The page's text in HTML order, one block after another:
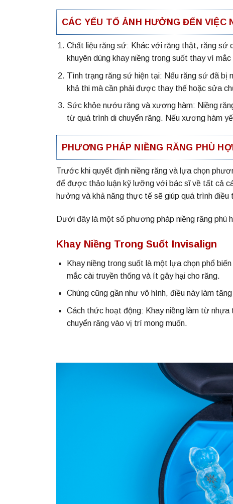
CÁC YẾU TỐ ẢNH HƯỞNG ĐẾN VIỆC
Chất liệu răng sứ: Khác với răng thật, răng sứ
khuyên dùng khay niềng trong suốt thay vì
Tình trạng răng sứ hiện tại: Nếu răng sứ đã bị
khả thi mà cần phải được thay thế hoặc sửa
Sức khỏe nướu răng và xương hàm: Niềng
từ quá trình di chuyển răng. Nếu xương hàm
PHƯƠNG PHÁP NIỀNG RĂNG PHÙ
Trước khi quyết định niềng răng và lựa chọn
để được thảo luận kỹ lưỡng với bác sĩ về tất cả
hưởng và khả năng thực tế sẽ giúp quá trình
Dưới đây là một số phương pháp niềng răng
Khay Niềng Trong Suốt Invisalign
Khay niềng trong suốt là một lựa chọn phổ
mắc cài truyền thống và ít gây hại cho răng.
Chúng cũng gần như vô hình, điều này làm
Cách thức hoạt động: Khay niềng làm từ
chuyển răng vào vị trí mong muốn.